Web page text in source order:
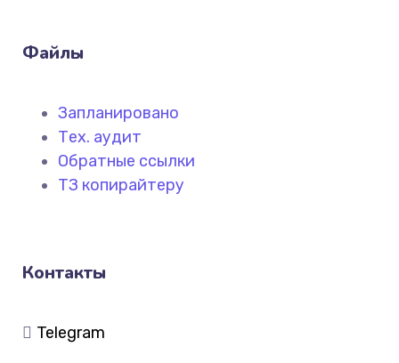
Файлы
Запланировано
Тех. аудит
Обратные ссылки
ТЗ копирайтеру
Контакты
Telegram